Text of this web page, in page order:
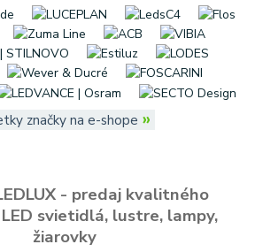
značky na e-shope »
- predaj kvalitného
svietidlá, lustre, lampy,
žiarovky